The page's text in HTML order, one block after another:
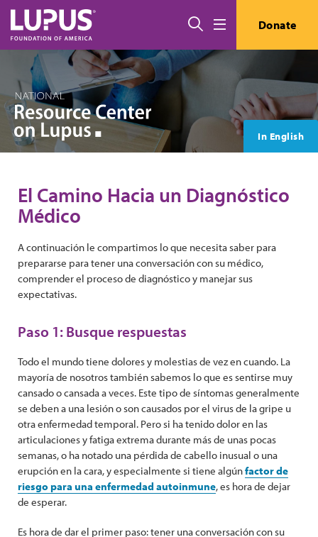
Pasar al contenido principal
Buscar Donate
In English
El Camino Hacia un Diagnóstico
Médico
A continuación le compartimos lo que necesita saber para
prepararse para tener una conversación con su médico,
comprender el proceso de diagnóstico y manejar sus
expectativas.
Paso 1: Busque respuestas
Todo el mundo tiene dolores y molestias de vez en cuando. La
mayoría de nosotros también sabemos lo que es sentirse muy
cansado o cansada a veces. Este tipo de síntomas generalmente
se deben a una lesión o son causados ​​por el virus de la gripe u
otra enfermedad temporal. Pero si ha tenido dolor en las
articulaciones y fatiga extrema durante más de unas pocas
semanas, o ha notado una pérdida de cabello inusual o una
erupción en la cara, y especialmente si tiene algúnfactor de
riesgo para una enfermedad autoinmune, es hora de dejar
de esperar.
Es hora de dar el primer paso: tener una conversación con su